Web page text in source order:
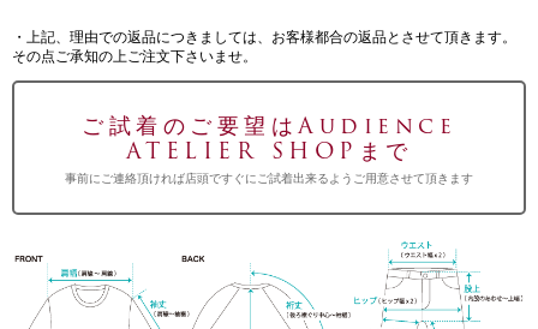
・上記、理由での返品につきましては、お客様都合の返品とさせて頂きます。
その点ご承知の上ご注文下さいませ。
ご試着のご要望はAudience
ATELIER SHOPまで
事前にご連絡頂ければ店頭ですぐにご試着出来るようご用意させて頂きます